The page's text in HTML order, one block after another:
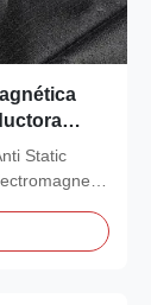
Static